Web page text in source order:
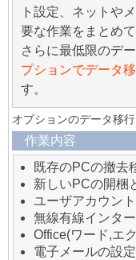
ト設定、ネットや
要な作業をまとめて
さらに最低限のデ
プションでデータ
す。
オプションのデータ移
作業内容
既存のPCの撤去
新しいPCの開梱
ユーザアカウン
無線有線インタ
Office(ワード,エ
電子メールの設